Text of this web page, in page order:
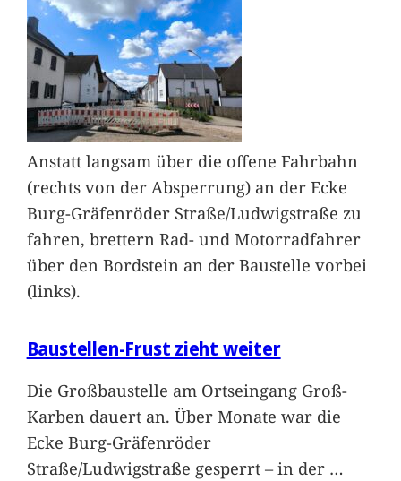
Anstatt langsam über die offene Fahrbahn
(rechts von der Absperrung) an der Ecke
Burg-Gräfenröder Straße/Ludwigstraße zu
fahren, brettern Rad- und Motorradfahrer
über den Bordstein an der Baustelle vorbei
(links).
Baustellen-Frust zieht weiter
Die Großbaustelle am Ortseingang Groß-
Karben dauert an. Über Monate war die
Ecke Burg-Gräfenröder
Straße/Ludwigstraße gesperrt – in der …